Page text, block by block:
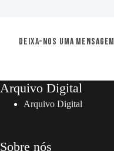
Deixa-nos uma mensagem
Arquivo Digital
Arquivo Digital
Sobre nós